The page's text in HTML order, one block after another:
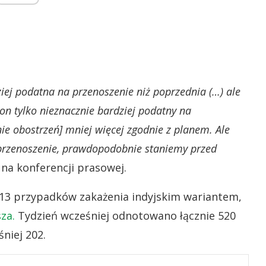
podatna na przenoszenie niż poprzednia (…) ale
tylko nieznacznie bardziej podatny na
obostrzeń] mniej więcej zgodnie z planem. Ale
prawdopodobnie staniemy przed
konferencji prasowej.
przypadków zakażenia indyjskim wariantem,
Tydzień wcześniej odnotowano łącznie 520
202.